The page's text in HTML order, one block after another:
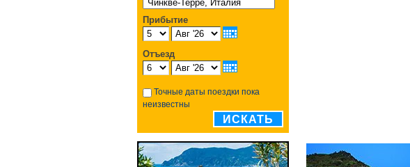
Прибытие
Отъезд
Точные даты поездки пока
неизвестны
ИСКАТЬ